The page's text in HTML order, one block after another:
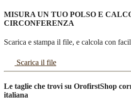
MISURA UN TUO POLSO E
CIRCONFERENZA
Scarica e stampa il file, e calcola con
Scarica il file
Le taglie che trovi su OrofirstShop
italiana